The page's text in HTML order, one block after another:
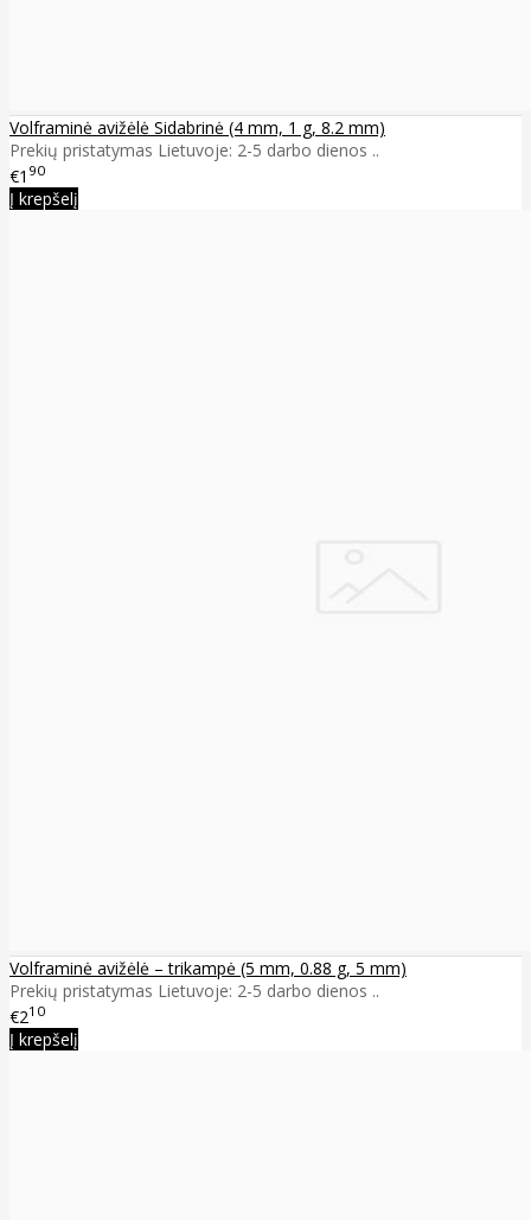
Volframinė avižėlė Sidabrinė (4 mm, 1 g, 8.2 mm)
Prekių pristatymas Lietuvoje: 2-5 darbo dienos ..
€1 90
Į krepšelį
Volframinė avižėlė – trikampė (5 mm, 0.88 g, 5 mm)
Prekių pristatymas Lietuvoje: 2-5 darbo dienos ..
€210
Į krepšelį